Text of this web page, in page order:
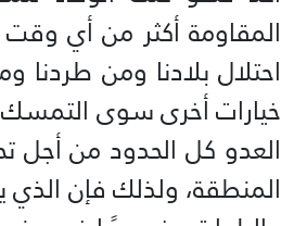
المقاومة أكثر من أي
احتلال بلادنا ومن طردنا
خيارات أخرى سوى التمسك
العدو كل الحدود من أجل
المنطقة، ولذلك فإن